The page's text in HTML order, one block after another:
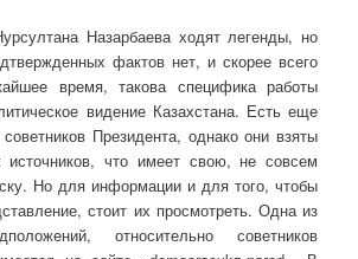
Назарбаева ходят легенды, но
фактов нет, и скорее всего
время, такова специфика работы
видение Казахстана. Есть еще
Президента, однако они взяты
источников, что имеет свою, не совсем
Но для информации и для того, чтобы
стоит их просмотреть. Одна из
относительно советников